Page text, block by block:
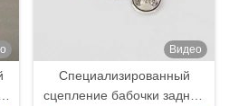
Видео
Специализированный
сцепление бабочки задний